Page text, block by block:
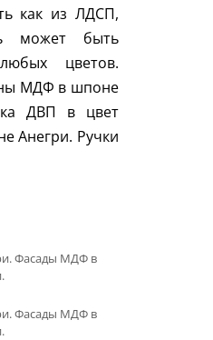
как из ЛДСП,
может быть
цветов.
МДФ в шпоне
ДВП в цвет
Анегри. Ручки
Фасады МДФ в
Фасады МДФ в